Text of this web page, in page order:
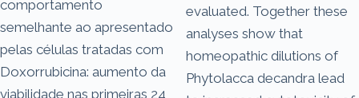
comportamento
semelhante ao apresentado
pelas células tratadas com
Doxorrubicina: aumento da
viabilidade nas primeiras 24
evaluated. Together these
analyses show that
homeopathic dilutions of
Phytolacca decandra lead